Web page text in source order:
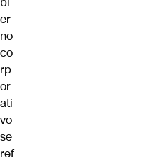
er
no
co
rp
or
ati
vo
se
ref